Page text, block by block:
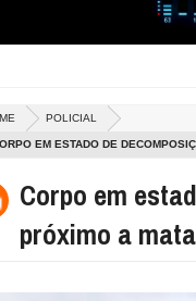
POLICIAL
EM ESTADO DE
Corpo em
próximo a